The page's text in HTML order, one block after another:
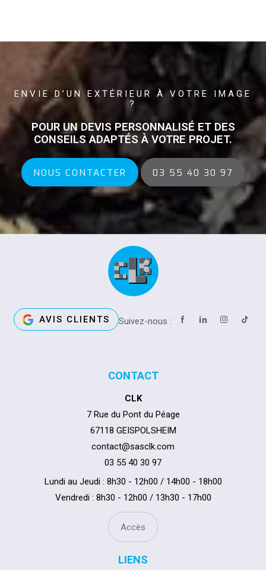
ENVIE D’UN EXTÉRIEUR À VOTRE IMAGE
?
POUR UN DEVIS PERSONNALISÉ ET DES
CONSEILS ADAPTÉS À VOTRE PROJET.
NOUS CONTACTER 03 55 40 30 97
AVIS CLIENTS Suivez-nous :
CONTACT
CLK
7 Rue du Pont du Péage
67118 GEISPOLSHEIM
contact@sasclk.com
03 55 40 30 97
Lundi au Jeudi : 8h30 - 12h00 / 14h00 - 18h00
Vendredi : 8h30 - 12h00 / 13h30 - 17h00
Accès
LIENS